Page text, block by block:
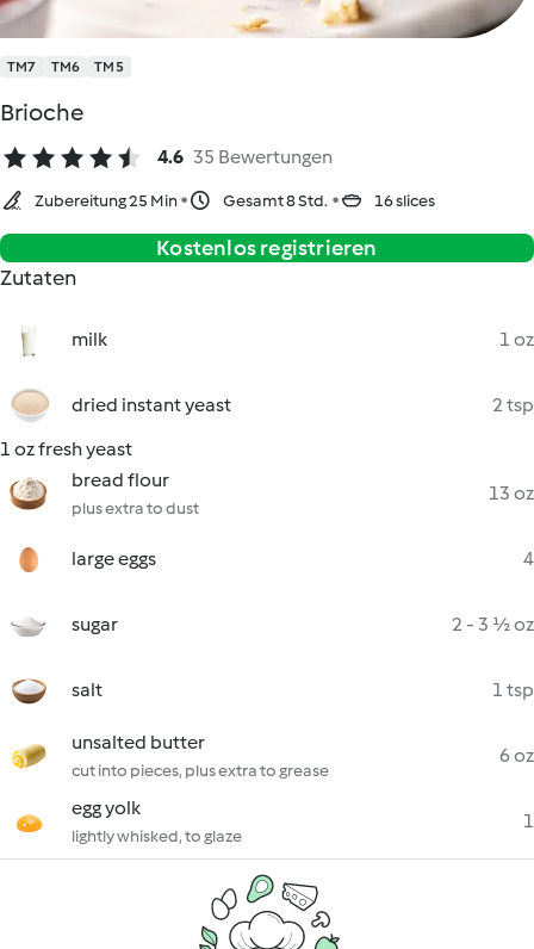
TM7 TM6 TM5
Brioche
4.6 35 Bewertungen
Zubereitung 25 Min Gesamt 8 Std. 16 slices
Kostenlos registrieren
Zutaten
milk 1 oz
dried instant yeast
2 tsp
1 oz fresh yeast
bread flour
plus extra to dust
13 oz
large eggs 4
sugar 2 - 3 ½ oz
salt 1 tsp
unsalted butter
cut into pieces, plus extra to grease
6 oz
egg yolk
lightly whisked, to glaze
1